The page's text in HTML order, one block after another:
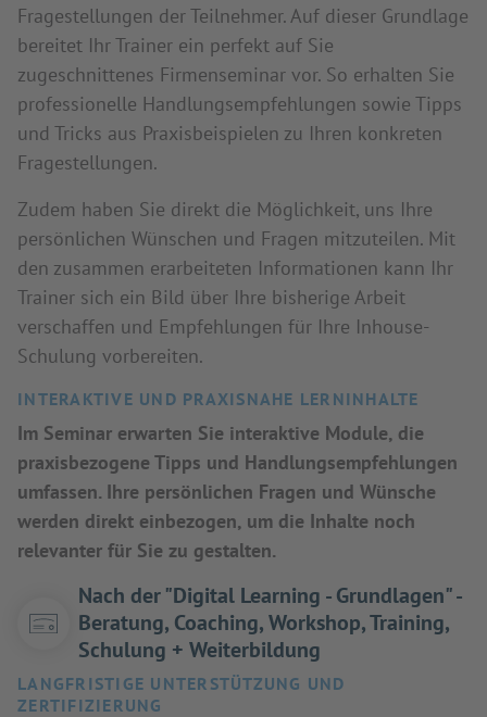
Fragestellungen der Teilnehmer. Auf dieser Grundlage
bereitet Ihr Trainer ein perfekt auf Sie
zugeschnittenes Firmenseminar vor. So erhalten Sie
professionelle Handlungsempfehlungen sowie Tipps
und Tricks aus Praxisbeispielen zu Ihren konkreten
Fragestellungen.
Zudem haben Sie direkt die Möglichkeit, uns Ihre
persönlichen Wünschen und Fragen mitzuteilen. Mit
den zusammen erarbeiteten Informationen kann Ihr
Trainer sich ein Bild über Ihre bisherige Arbeit
verschaffen und Empfehlungen für Ihre Inhouse-
Schulung vorbereiten.
INTERAKTIVE UND PRAXISNAHE LERNINHALTE
Im Seminar erwarten Sie interaktive Module, die
praxisbezogene Tipps und Handlungsempfehlungen
umfassen. Ihre persönlichen Fragen und Wünsche
werden direkt einbezogen, um die Inhalte noch
relevanter für Sie zu gestalten.
Nach der "Digital Learning - Grundlagen" -
Beratung, Coaching, Workshop, Training,
Schulung + Weiterbildung
LANGFRISTIGE UNTERSTÜTZUNG UND
ZERTIFIZIERUNG